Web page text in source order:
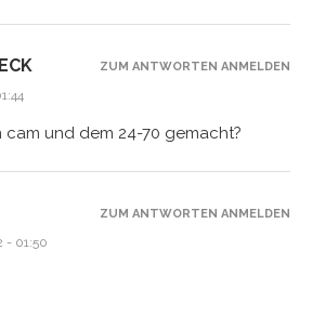
cam und dem 24-70 gemacht?
ZUM ANTWORTEN ANMELDEN
- 01:50
ZUM ANTWORTEN ANMELDEN